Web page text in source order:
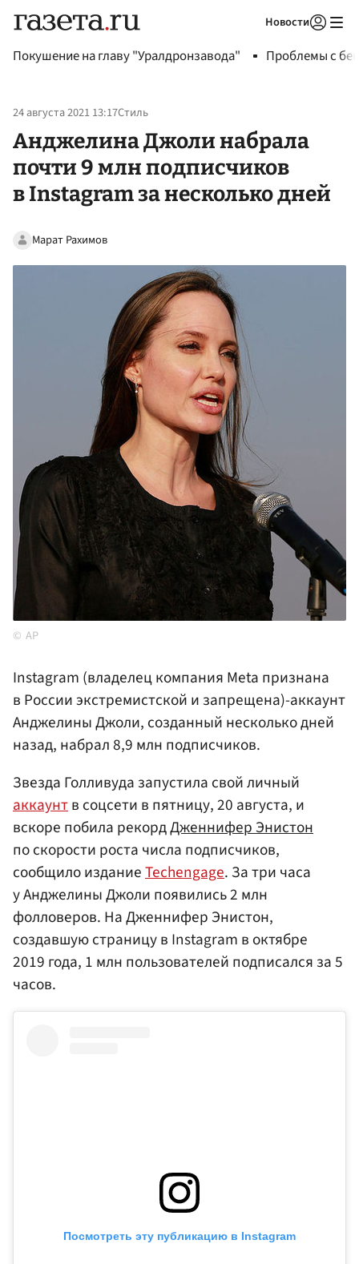
Новости
Покушение на главу "Уралдронзавода" Проблемы с
24 августа 2021 13:17Стиль
Анджелина Джоли набрала
почти 9 млн подписчиков
в Instagram за несколько дней
Марат Рахимов
AP
Instagram (владелец компания Meta признана
в России экстремистской и запрещена)-аккаунт
Анджелины Джоли, созданный несколько дней
назад, набрал 8,9 млн подписчиков.
Звезда Голливуда запустила свой личный
аккаунтв соцсети в пятницу, 20 августа, и
вскоре побила рекордДженнифер Энистон
по скорости роста числа подписчиков,
сообщило изданиеTechengage. За три часа
у Анджелины Джоли появились 2 млн
фолловеров. На Дженнифер Энистон,
создавшую страницу в Instagram в октябре
2019 года, 1 млн пользователей подписался за 5
часов.
Посмотреть эту публикацию в Instagram